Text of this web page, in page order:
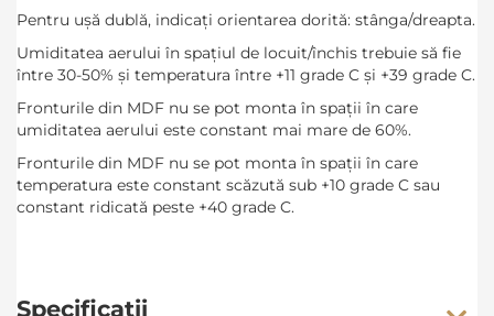
Pentru ușă dublă, indicați orientarea dorită: stânga/dreapta.
Umiditatea aerului în spațiul de locuit/închis trebuie să fie
între 30-50% și temperatura între +11 grade C și +39 grade C.
Fronturile din MDF nu se pot monta în spații în care
umiditatea aerului este constant mai mare de 60%.
Fronturile din MDF nu se pot monta în spații în care
temperatura este constant scăzută sub +10 grade C sau
constant ridicată peste +40 grade C.
Specificatii